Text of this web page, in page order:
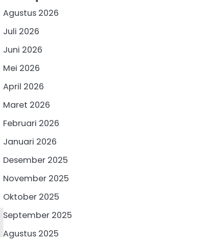
Agustus 2026
Juli 2026
Juni 2026
Mei 2026
April 2026
Maret 2026
Februari 2026
Januari 2026
Desember 2025
November 2025
Oktober 2025
September 2025
Agustus 2025